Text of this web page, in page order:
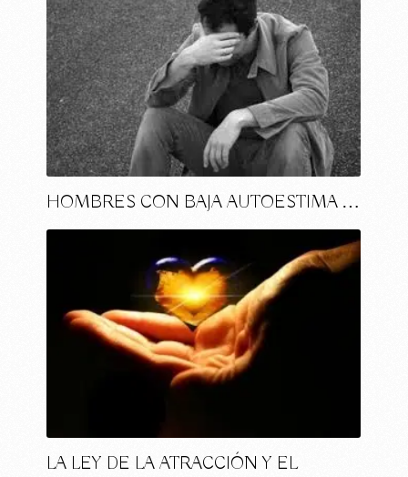
HOMBRES CON BAJA AUTOESTIMA …
LA LEY DE LA ATRACCIÓN Y EL